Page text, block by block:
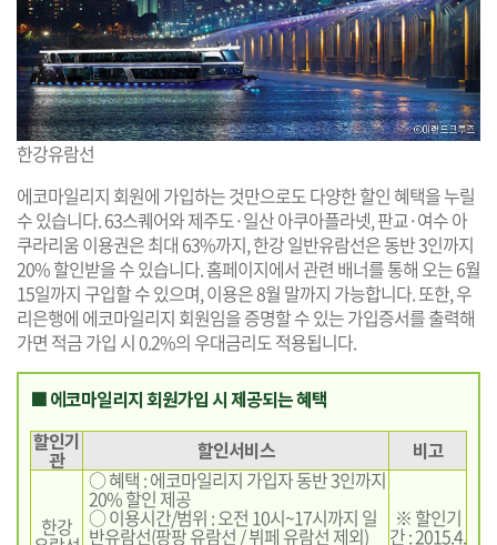
한강유람선
에코마일리지 회원에 가입하는 것만으로도 다양한 할인 혜택을 누릴
수 있습니다. 63스퀘어와 제주도·일산 아쿠아플라넷, 판교·여수 아
쿠라리움 이용권은 최대 63%까지, 한강 일반유람선은 동반 3인까지
20% 할인받을 수 있습니다. 홈페이지에서 관련 배너를 통해 오는 6월
15일까지 구입할 수 있으며, 이용은 8월 말까지 가능합니다. 또한, 우
리은행에 에코마일리지 회원임을 증명할 수 있는 가입증서를 출력해
가면 적금 가입 시 0.2%의 우대금리도 적용됩니다.
■ 에코마일리지 회원가입 시 제공되는 혜택
할인기
관 할인서비스 비고
한강
○ 혜택 : 에코마일리지 가입자 동반 3인까지
20% 할인 제공
○ 이용시간/범위 : 오전 10시~17시까지 일
반유람선(팡팡 유람선 / 뷔페 유람선 제외)
※ 할인기
간 : 2015.4.